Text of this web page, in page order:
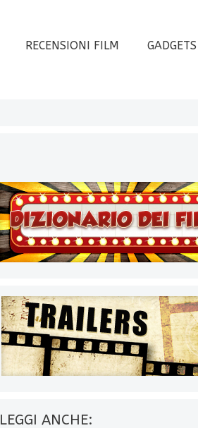
RECENSIONI FILM GADGETS
LEGGI ANCHE: